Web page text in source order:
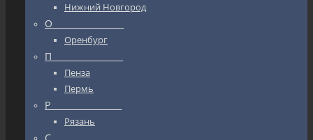
Нижний Новгород
О_________________
Оренбург
П_________________
Пенза
Пермь
Р_________________
Рязань